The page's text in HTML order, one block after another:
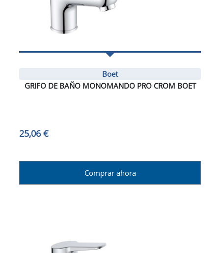
Boet
GRIFO DE BAÑO MONOMANDO PRO CROM BOET
25,06 €
Comprar ahora